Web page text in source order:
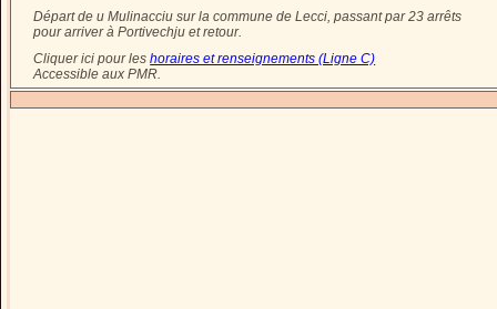
Départ de u Mulinacciu sur la commune de Lecci, passant par 23 arrêts
pour arriver à Portivechju et retour.
Cliquer ici pour leshoraires et renseignements (Ligne C)
Accessible aux PMR.